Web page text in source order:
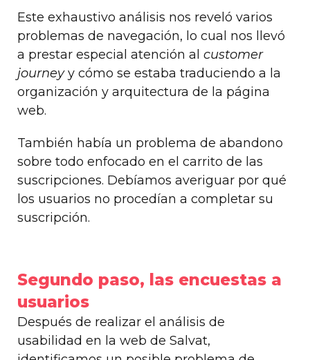
Este exhaustivo análisis nos reveló varios
problemas de navegación, lo cual nos llevó
a prestar especial atención al customer
journeyy cómo se estaba traduciendo a la
organización y arquitectura de la página
web.
También había un problema de abandono
sobre todo enfocado en el carrito de las
suscripciones. Debíamos averiguar por qué
los usuarios no procedían a completar su
suscripción.
Segundo paso, las encuestas a
usuarios
Después de realizar el análisis de
usabilidad en la web de Salvat,